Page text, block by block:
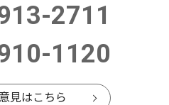
2026.08.06
未然防止で
声掛けたた
北つな
える地域
2711
1120
見はこちら